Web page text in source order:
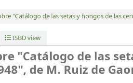
"Catálogo de las setas y hongos de las
ISBD view
"Catálogo de las
de M. Ruiz de